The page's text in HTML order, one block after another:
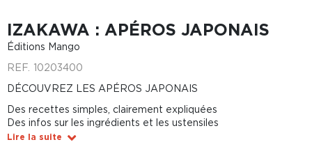
IZAKAWA : APÉROS JAPONAIS
Éditions Mango
REF. 10203400
DÉCOUVREZ LES APÉROS JAPONAIS
Des recettes simples, clairement expliquées
Des infos sur les ingrédients et les ustensiles
Lire la suite